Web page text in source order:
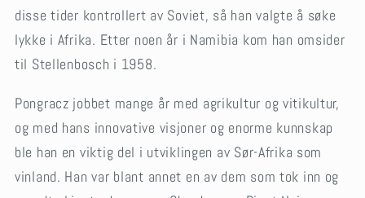
disse tider kontrollert av Soviet, så han valgte å søke
lykke i Afrika. Etter noen år i Namibia kom han omsider
til Stellenbosch i 1958.
Pongracz jobbet mange år med agrikultur og vitikultur,
og med hans innovative visjoner og enorme kunnskap
ble han en viktig del i utviklingen av Sør-Afrika som
vinland. Han var blant annet en av dem som tok inn og